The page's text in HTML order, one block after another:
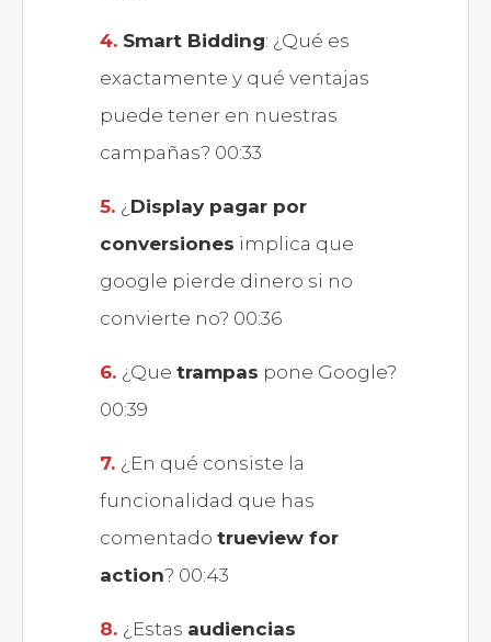
Smart Bidding: ¿Qué es
exactamente y qué ventajas
puede tener en nuestras
campañas? 00:33
¿ Display pagar por
conversiones implica que
google pierde dinero si no
convierte no? 00:36
¿Que trampas pone Google?
00:39
¿En qué consiste la
funcionalidad que has
comentado trueview for
action? 00:43
¿Estas audiencias